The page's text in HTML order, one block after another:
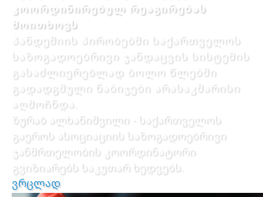
კოორდინირებულ რეაგირებას
მოითხოვს
პანდემიის პირობებში საქართველოს
საზოგადოებრივი ჯანდაცვის სისტემის
გასაძლიერებლად ბოლო წლებში
გადადგმული ნაბიჯები არასაკმარისი
აღმოჩნდა.
ზურაბ ალხანიშვილი - საქართველოს
გაეროს ასოციაციის საზოგადოებრივი
ჯანმრთელობის კოორდინატორი
გვიზიარებს საკუთარ ხედვებს.
ვრცლად